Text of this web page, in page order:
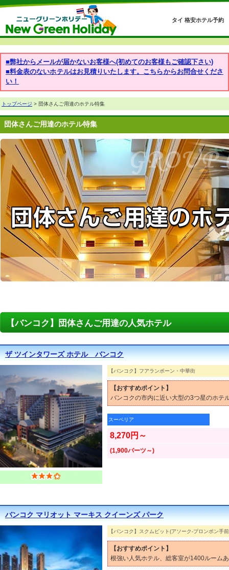
タイ 格安ホテル予約
■弊社からメールが届かないお客様へ(初めてのお客様もご確認下さい)
■料金表のないホテルはお見積りいたします。こちらからお問合せくださ
い！
トップページ > 団体さんご用達のホテル特集
団体さんご用達のホテル特集
【バンコク】団体さんご用達の人気ホテル
ザ ツインタワーズ ホテル バンコク
【バンコク】フアランポーン・中華街
【おすすめポイント】
バンコクの市内に近い大型の3つ星のホテ
スーペリア
8,270円～
(1,900バーツ～)
バンコク マリオット マーキス クイーンズ パーク
【バンコク】スクムビット(アソーク-プロンポン手
【おすすめポイント】
根強い人気ホテル、総客室が1400ルーム